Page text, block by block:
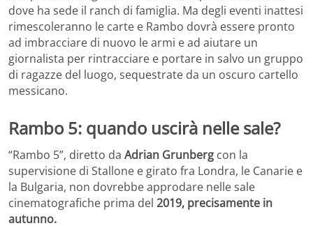
dove ha sede il ranch di famiglia. Ma degli eventi inattesi
rimescoleranno le carte e Rambo dovrà essere pronto
ad imbracciare di nuovo le armi e ad aiutare un
giornalista per rintracciare e portare in salvo un gruppo
di ragazze del luogo, sequestrate da un oscuro cartello
messicano.
Rambo 5: quando uscirà nelle sale?
“Rambo 5”, diretto da Adrian Grunberg con la
supervisione di Stallone e girato fra Londra, le Canarie e
la Bulgaria, non dovrebbe approdare nelle sale
cinematografiche prima del 2019, precisamente in
autunno.